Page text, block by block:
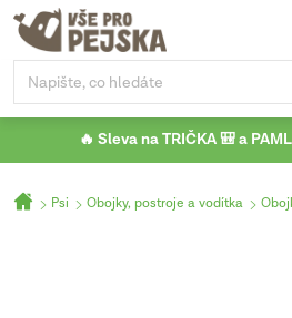
Přejít
obsah
🔥 Sleva na TRIČKA 🎒 a
Domů
Psi Obojky, postroje a vodítka